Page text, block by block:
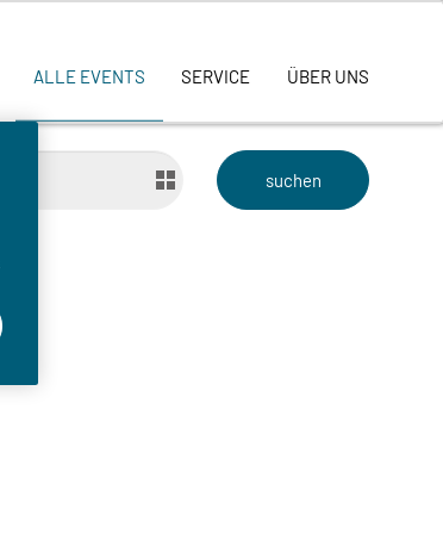
ALLE EVENTS SERVICE ÜBER UNS